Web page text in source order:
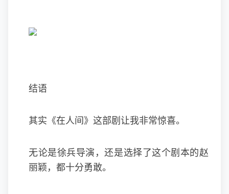
结语
其实《在人间》这部剧让我非常惊喜。
无论是徐兵导演，还是选择了这个剧本的赵
丽颖，都十分勇敢。